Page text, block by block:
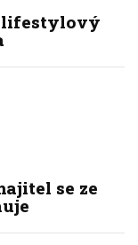
lifestylový
se ze